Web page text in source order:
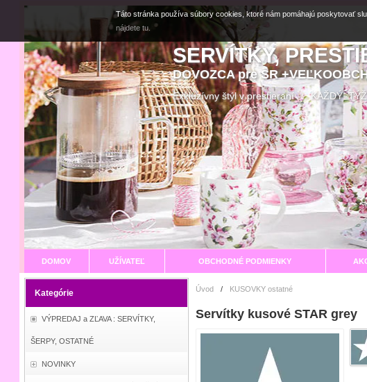
SERVÍTKY,
DOVOZCA pre SR
Exkluzívny štýl v prestieraní KAŽDÝ
DOMOV UŽÍVATEĽ OBCHODNÉ PODMIENKY
Kategórie
VÝPREDAJ a ZĽAVA : SERVÍTKY,
ŠERPY, OSTATNÉ
NOVINKY
Úvod / KUSOVKY ostatné
Servítky kusové STAR grey
Táto stránka používa súbory cookies, ktoré nám pomáhajú poskytovať
nájdete tu.